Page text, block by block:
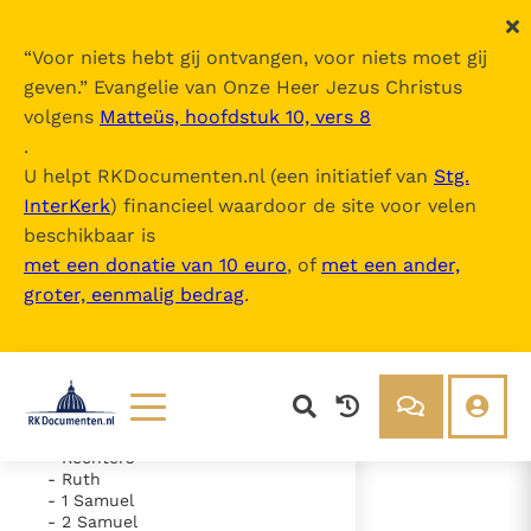
“Voor niets hebt gij ontvangen, voor niets moet gij
geven.” Evangelie van Onze Heer Jezus Christus
volgens Matteüs, hoofdstuk 10, vers 8
.
U helpt RKDocumenten.nl (een initiatief van Stg.
InterKerk) financieel waardoor de site voor velen
beschikbaar is
met een donatie van 10 euro, of met een ander,
groter, eenmalig bedrag.
Lezen
Documenten
Over ons
De Bijbel
Inhoudsopgave
uitklappen
- Oude Testament
- Exodus
- Numeri
- Deuteronomium
- Rechters
- Ruth
- 1 Samuel
- 2 Samuel
- Hoofdstuk 29